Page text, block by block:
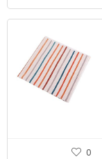
0